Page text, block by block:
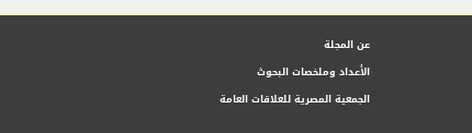
عن المجلة
الأعداد وملخصات البحوث
الجمعية المصرية للعلاقات العامة